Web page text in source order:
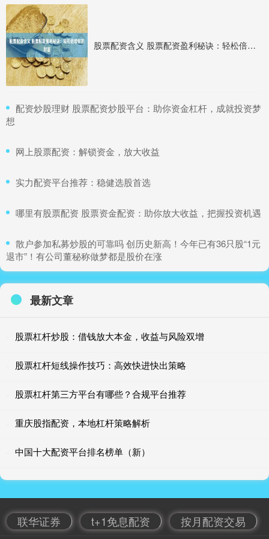
股票配资含义 股票配资盈利秘诀：轻松倍增你的财富
​配资炒股理财 股票配资炒股平台：助你资金杠杆，成就投资梦
想
​网上股票配资：解锁资金，放大收益
​实力配资平台推荐：稳健选股首选
​哪里有股票配资 股票资金配资：助你放大收益，把握投资机遇
​散户参加私募炒股的可靠吗 创历史新高！今年已有36只股“1元
退市”！有公司董秘称做梦都是股价在涨
最新文章
股票杠杆炒股：借钱放大本金，收益与风险双增
股票杠杆短线操作技巧：高效快进快出策略
股票杠杆第三方平台有哪些？合规平台推荐
重庆股指配资，本地杠杆策略解析
中国十大配资平台排名榜单（新）
联华证券 t+1免息配资 按月配资交易